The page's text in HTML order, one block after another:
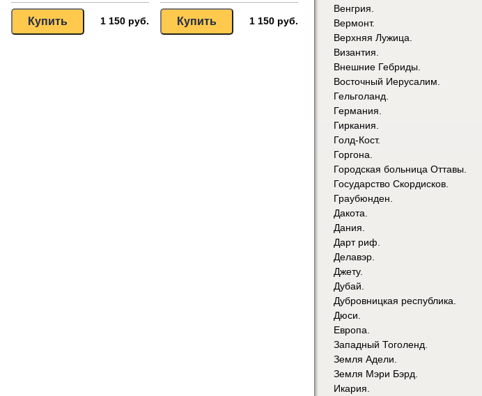
1 150 руб. 1 150 руб.
Венгрия.
Вермонт.
Верхняя Лужица.
Византия.
Внешние Гебриды.
Восточный Иерусалим.
Гельголанд.
Германия.
Гиркания.
Голд-Кост.
Горгона.
Городская больница Оттавы.
Государство Скордисков.
Граубюнден.
Дакота.
Дания.
Дарт риф.
Делавэр.
Джету.
Дубай.
Дубровницкая республика.
Дюси.
Европа.
Западный Тоголенд.
Земля Адели.
Земля Мэри Бэрд.
Икария.